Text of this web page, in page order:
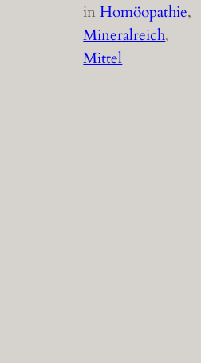
inHomöopathie
Mineralreich
Mittel